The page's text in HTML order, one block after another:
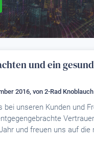
und ein
2016, von 2-Rad Knoblauch
bei unseren Kunden und
und freuen uns auf die